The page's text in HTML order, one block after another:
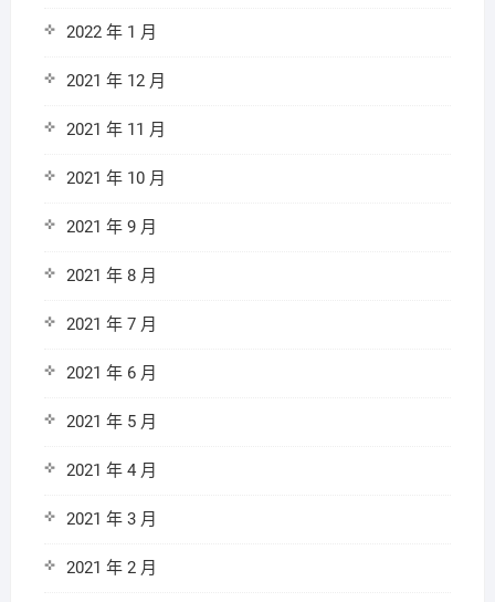
2022 年 1 月
2021 年 12 月
2021 年 11 月
2021 年 10 月
2021 年 9 月
2021 年 8 月
2021 年 7 月
2021 年 6 月
2021 年 5 月
2021 年 4 月
2021 年 3 月
2021 年 2 月